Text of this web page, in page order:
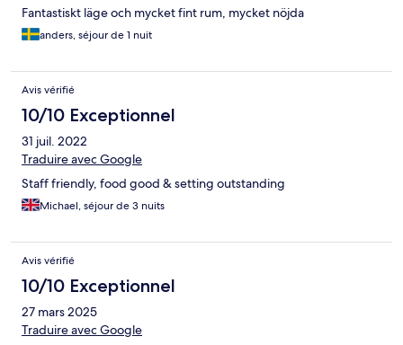
Fantastiskt läge och mycket fint rum, mycket nöjda
anders, séjour de 1 nuit
Avis vérifié
10/10 Exceptionnel
31 juil. 2022
Traduire avec Google
Staff friendly, food good & setting outstanding
Michael, séjour de 3 nuits
Avis vérifié
10/10 Exceptionnel
27 mars 2025
Traduire avec Google